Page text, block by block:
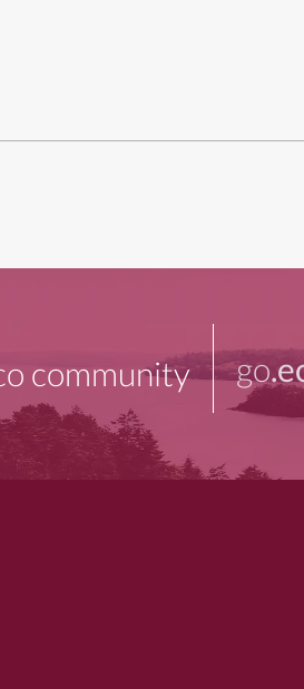
community go